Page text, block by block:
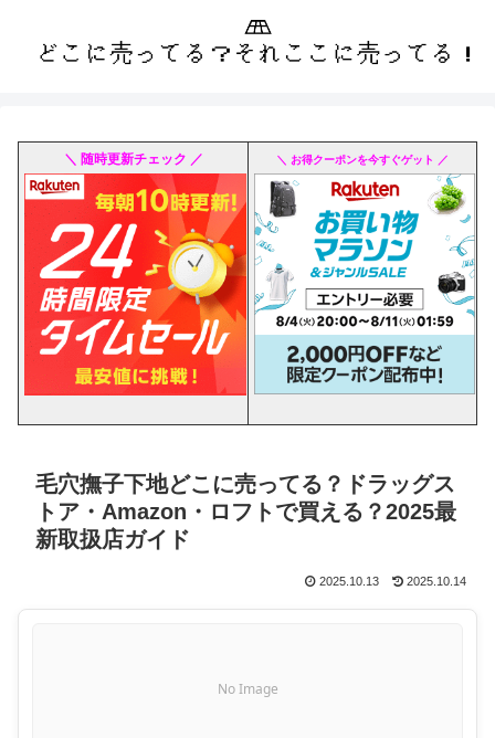
＼ 随時更新チェック ／ ＼ お得クーポンを今すぐゲット ／
毛穴撫子下地どこに売ってる？ドラッグス
トア・Amazon・ロフトで買える？2025最
新取扱店ガイド
2025.10.13 2025.10.14
No Image